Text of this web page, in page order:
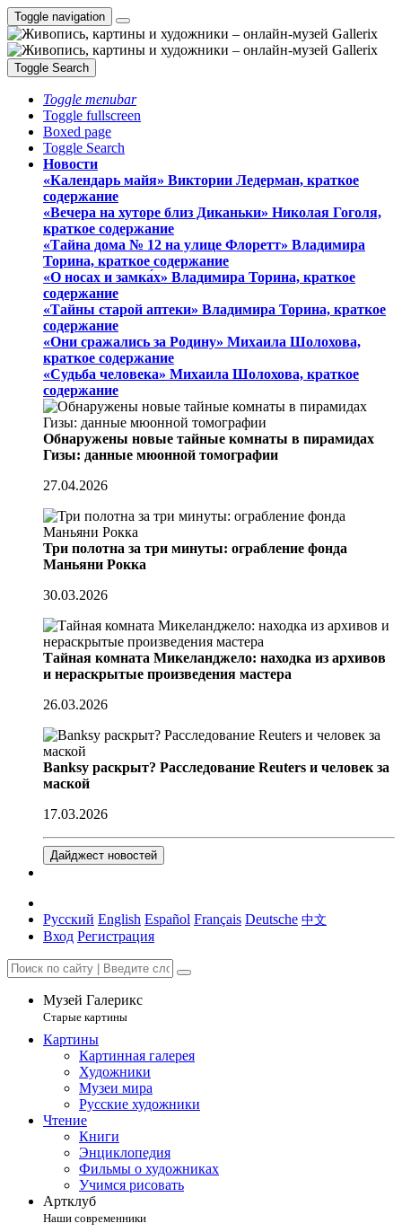
Toggle navigation
Toggle Search
Toggle menubar
Toggle fullscreen
Boxed page
Toggle Search
Новости
«Календарь майя» Виктории Ледерман, краткое
содержание
«Вечера на хуторе близ Диканьки» Николая Гоголя,
краткое содержание
«Тайна дома № 12 на улице Флоретт» Владимира
Торина, краткое содержание
«О носах и замка́х» Владимира Торина, краткое
содержание
«Тайны старой аптеки» Владимира Торина, краткое
содержание
«Они сражались за Родину» Михаила Шолохова,
краткое содержание
«Судьба человека» Михаила Шолохова, краткое
содержание
Обнаружены новые тайные комнаты в пирамидах
Гизы: данные мюонной томографии
27.04.2026
Три полотна за три минуты: ограбление фонда
Маньяни Рокка
30.03.2026
Тайная комната Микеланджело: находка из архивов
и нераскрытые произведения мастера
26.03.2026
Banksy раскрыт? Расследование Reuters и человек за
маской
17.03.2026
Дайджест новостей
Русский English Español Français Deutsche 中文
Вход Регистрация
Музей Галерикс
Старые картины
Картины
Картинная галерея
Художники
Музеи мира
Русские художники
Чтение
Книги
Энциклопедия
Фильмы о художниках
Учимся рисовать
Артклуб
Наши современники